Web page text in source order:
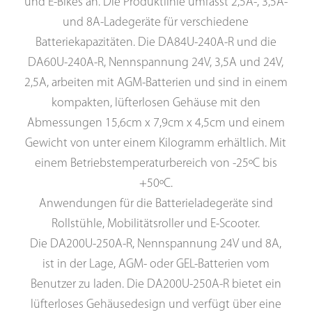
und 8A-Ladegeräte für verschiedene
Batteriekapazitäten. Die DA84U-240A-R und die
DA60U-240A-R, Nennspannung 24V, 3,5A und 24V,
2,5A, arbeiten mit AGM-Batterien und sind in einem
kompakten, lüfterlosen Gehäuse mit den
Abmessungen 15,6cm x 7,9cm x 4,5cm und einem
Gewicht von unter einem Kilogramm erhältlich. Mit
einem Betriebstemperaturbereich von -25ºC bis
+50ºC.
Anwendungen für die Batterieladegeräte sind
Rollstühle, Mobilitätsroller und E-Scooter.
Die DA200U-250A-R, Nennspannung 24V und 8A,
ist in der Lage, AGM- oder GEL-Batterien vom
Benutzer zu laden. Die DA200U-250A-R bietet ein
lüfterloses Gehäusedesign und verfügt über eine